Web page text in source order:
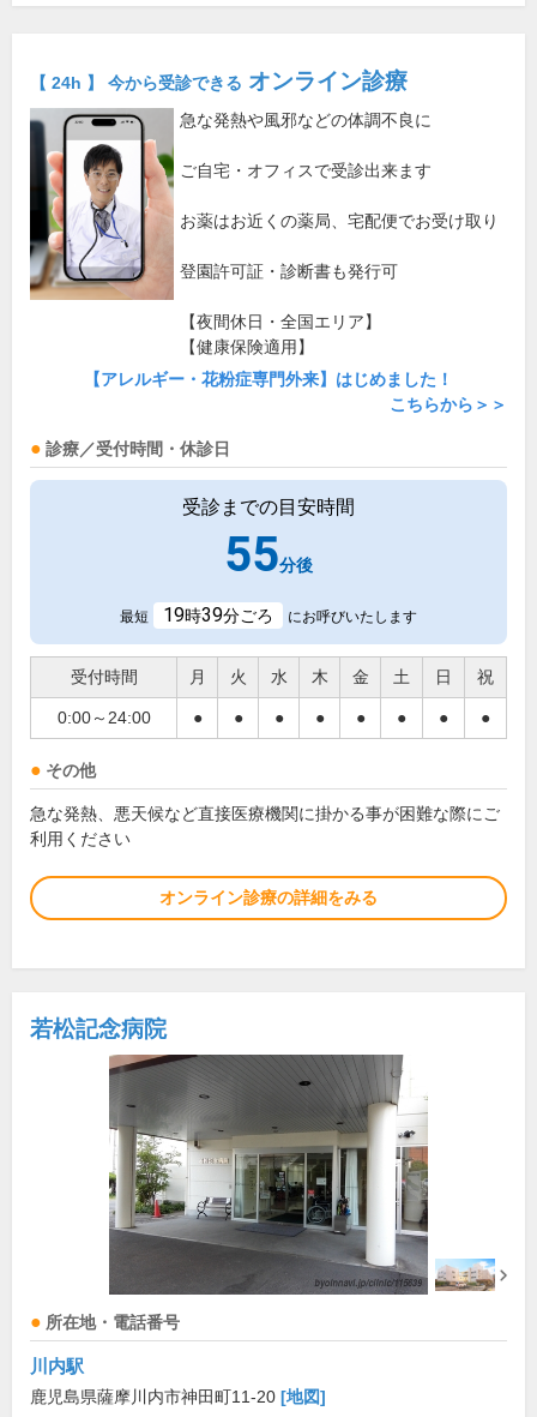
【 24h 】 今から受診できる オンライン診療
急な発熱や風邪などの体調不良に
ご自宅・オフィスで受診出来ます
お薬はお近くの薬局、宅配便でお受け取り
登園許可証・診断書も発行可
【夜間休日・全国エリア】
【健康保険適用】
【アレルギー・花粉症専門外来】はじめました！
こちらから＞＞
診療／受付時間・休診日
受診までの目安時間
55分後
最短 19時39分ごろ にお呼びいたします
受付時間 月 火 水 木 金 土 日 祝
0:00～24:00 ● ● ● ● ● ● ● ●
その他
急な発熱、悪天候など直接医療機関に掛かる事が困難な際にご
利用ください
オンライン診療の詳細をみる
若松記念病院
所在地・電話番号
川内駅
鹿児島県薩摩川内市神田町11-20 [地図]